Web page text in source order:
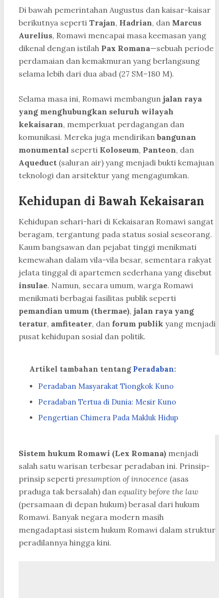
Di bawah pemerintahan Augustus dan kaisar-kaisar
berikutnya seperti Trajan, Hadrian, dan Marcus
Aurelius, Romawi mencapai masa keemasan yang
dikenal dengan istilah Pax Romana—sebuah periode
perdamaian dan kemakmuran yang berlangsung
selama lebih dari dua abad (27 SM–180 M).
Selama masa ini, Romawi membangun jalan raya
yang menghubungkan seluruh wilayah
kekaisaran, memperkuat perdagangan dan
komunikasi. Mereka juga mendirikan bangunan
monumental seperti Koloseum, Panteon, dan
Aqueduct (saluran air) yang menjadi bukti kemajuan
teknologi dan arsitektur yang mengagumkan.
Kehidupan di Bawah Kekaisaran
Kehidupan sehari-hari di Kekaisaran Romawi sangat
beragam, tergantung pada status sosial seseorang.
Kaum bangsawan dan pejabat tinggi menikmati
kemewahan dalam vila-vila besar, sementara rakyat
jelata tinggal di apartemen sederhana yang disebut
insulae. Namun, secara umum, warga Romawi
menikmati berbagai fasilitas publik seperti
pemandian umum (thermae), jalan raya yang
teratur, amfiteater, dan forum publik yang menjadi
pusat kehidupan sosial dan politik.
Artikel tambahan tentang Peradaban:
Peradaban Masyarakat Tiongkok Kuno
Peradaban Tertua di Dunia: Mesir Kuno
Pengertian Chimera Pada Makluk Hidup
Sistem hukum Romawi (Lex Romana) menjadi
salah satu warisan terbesar peradaban ini. Prinsip-
prinsip seperti presumption of innocence (asas
praduga tak bersalah) dan equality before the law
(persamaan di depan hukum) berasal dari hukum
Romawi. Banyak negara modern masih
mengadaptasi sistem hukum Romawi dalam struktur
peradilannya hingga kini.